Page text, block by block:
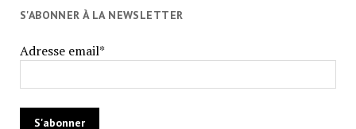
S'ABONNER À LA NEWSLETTER
Adresse email*